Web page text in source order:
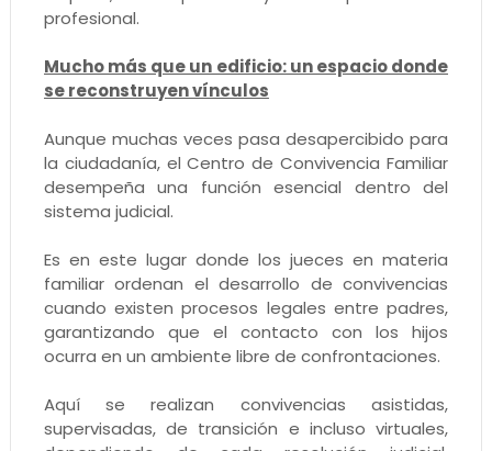
profesional.
Mucho más que un edificio: un espacio donde
se reconstruyen vínculos
Aunque muchas veces pasa desapercibido para
la ciudadanía, el Centro de Convivencia Familiar
desempeña una función esencial dentro del
sistema judicial.
Es en este lugar donde los jueces en materia
familiar ordenan el desarrollo de convivencias
cuando existen procesos legales entre padres,
garantizando que el contacto con los hijos
ocurra en un ambiente libre de confrontaciones.
Aquí se realizan convivencias asistidas,
supervisadas, de transición e incluso virtuales,